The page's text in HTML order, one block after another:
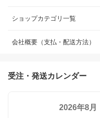
ショップカテゴリ一覧
会社概要（支払・配送方法）
受注・発送カレンダー
2026年8月